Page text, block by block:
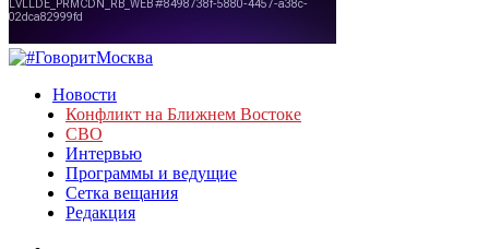
Новости
Конфликт на Ближнем Востоке
СВО
Интервью
Программы и ведущие
Сетка вещания
Редакция